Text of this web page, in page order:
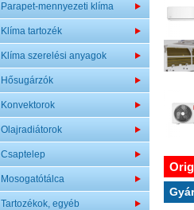
Parapet-mennyezeti klíma
Klíma tartozék
Klíma szerelési anyagok
Hősugárzók
Konvektorok
Olajradiátorok
Csaptelep
Mosogatótálca
Tartozékok, egyéb